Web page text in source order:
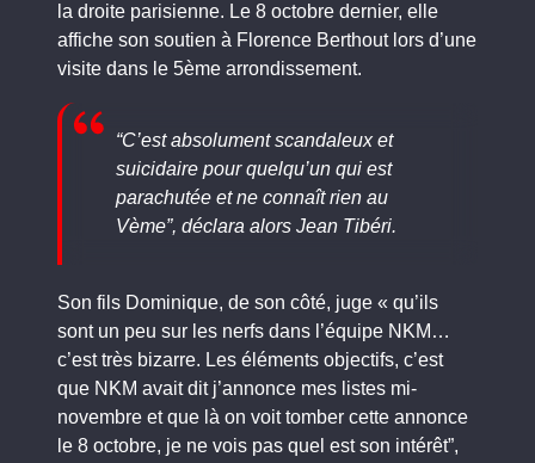
la droite parisienne. Le 8 octobre dernier, elle
affiche son soutien à Florence Berthout lors d’une
visite dans le 5ème arrondissement.
“C’est absolument scandaleux et
suicidaire pour quelqu’un qui est
parachutée et ne connaît rien au
Vème”, déclara alors Jean Tibéri.
Son fils Dominique, de son côté, juge « qu’ils
sont un peu sur les nerfs dans l’équipe NKM…
c’est très bizarre. Les éléments objectifs, c’est
que NKM avait dit j’annonce mes listes mi-
novembre et que là on voit tomber cette annonce
le 8 octobre, je ne vois pas quel est son intérêt”,